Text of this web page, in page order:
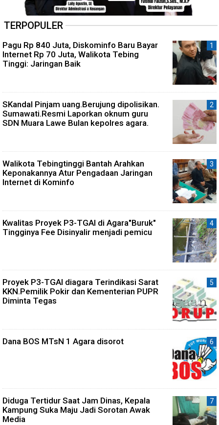
TERPOPULER
Pagu Rp 840 Juta, Diskominfo Baru Bayar
Internet Rp 70 Juta, Walikota Tebing
Tinggi: Jaringan Baik
SKandal Pinjam uang.Berujung dipolisikan.
Sumawati.Resmi Laporkan oknum guru
SDN Muara Lawe Bulan kepolres agara.
Walikota Tebingtinggi Bantah Arahkan
Keponakannya Atur Pengadaan Jaringan
Internet di Kominfo
Kwalitas Proyek P3-TGAI di Agara"Buruk"
Tingginya Fee Disinyalir menjadi pemicu
Proyek P3-TGAI diagara Terindikasi Sarat
KKN.Pemilik Pokir dan Kementerian PUPR
Diminta Tegas
Dana BOS MTsN 1 Agara disorot
Diduga Tertidur Saat Jam Dinas, Kepala
Kampung Suka Maju Jadi Sorotan Awak
Media